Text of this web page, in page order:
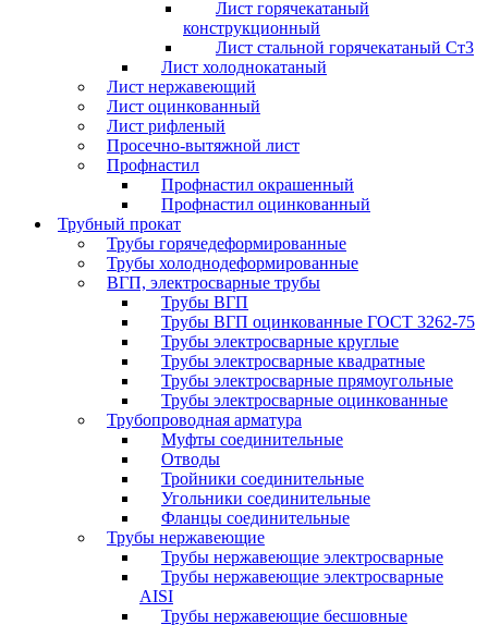
Лист горячекатаный
конструкционный
Лист стальной горячекатаный Ст3
Лист холоднокатаный
Лист нержавеющий
Лист оцинкованный
Лист рифленый
Просечно-вытяжной лист
Профнастил
Профнастил окрашенный
Профнастил оцинкованный
Трубный прокат
Трубы горячедеформированные
Трубы холоднодеформированные
ВГП, электросварные трубы
Трубы ВГП
Трубы ВГП оцинкованные ГОСТ 3262-75
Трубы электросварные круглые
Трубы электросварные квадратные
Трубы электросварные прямоугольные
Трубы электросварные оцинкованные
Трубопроводная арматура
Муфты соединительные
Отводы
Тройники соединительные
Угольники соединительные
Фланцы соединительные
Трубы нержавеющие
Трубы нержавеющие электросварные
Трубы нержавеющие электросварные
AISI
Трубы нержавеющие бесшовные